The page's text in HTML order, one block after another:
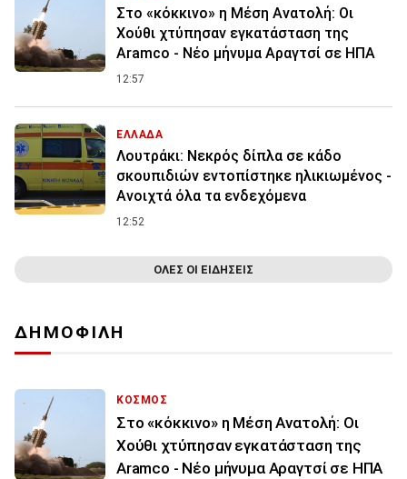
Στο «κόκκινο» η Μέση Ανατολή: Οι
Χούθι χτύπησαν εγκατάσταση της
Aramco - Νέο μήνυμα Αραγτσί σε ΗΠΑ
12:57
ΕΛΛΑΔΑ
Λουτράκι: Νεκρός δίπλα σε κάδο
σκουπιδιών εντοπίστηκε ηλικιωμένος -
Ανοιχτά όλα τα ενδεχόμενα
12:52
ΟΛΕΣ ΟΙ ΕΙΔΗΣΕΙΣ
ΔΗΜΟΦΙΛΗ
ΚΟΣΜΟΣ
Στο «κόκκινο» η Μέση Ανατολή: Οι
Χούθι χτύπησαν εγκατάσταση της
Aramco - Νέο μήνυμα Αραγτσί σε ΗΠΑ